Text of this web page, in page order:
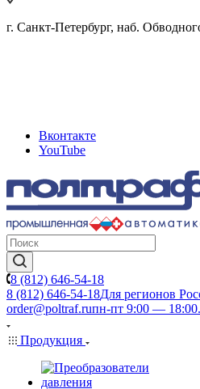
г. Санкт-Петербург, наб.
Вконтакте
YouTube
8 (812) 646-54-18
8 (812) 646-54-18Для регионов
order@poltraf.ruпн-пт 9:00 — 18:00.
Продукция